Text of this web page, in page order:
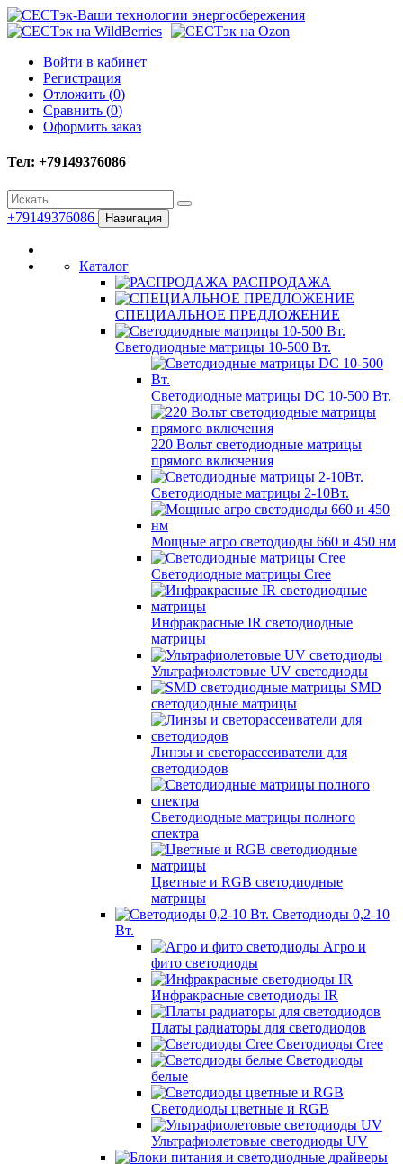
Войти в кабинет
Регистрация
Отложить (0)
Сравнить (0)
Оформить заказ
Тел: +79149376086
+79149376086 Навигация
Каталог
РАСПРОДАЖА
СПЕЦИАЛЬНОЕ ПРЕДЛОЖЕНИЕ
Светодиодные матрицы 10-500 Вт.
Светодиодные матрицы DC 10-500 Вт.
220 Вольт cветодиодные матрицы
прямого включения
Светодиодные матрицы 2-10Вт.
Мощные агро светодиоды 660 и 450 нм
Светодиодные матрицы Cree
Инфракрасные IR светодиодные
матрицы
Ультрафиолетовые UV светодиоды
SMD
светодиодные матрицы
Линзы и светорассеиватели для
светодиодов
Светодиодные матрицы полного
спектра
Цветные и RGB светодиодные
матрицы
Светодиоды 0,2-10
Вт.
Агро и
фито светодиоды
Инфракрасные светодиоды IR
Платы радиаторы для светодиодов
Светодиоды Cree
Светодиоды
белые
Светодиоды цветные и RGB
Ультрафиолетовые светодиоды UV